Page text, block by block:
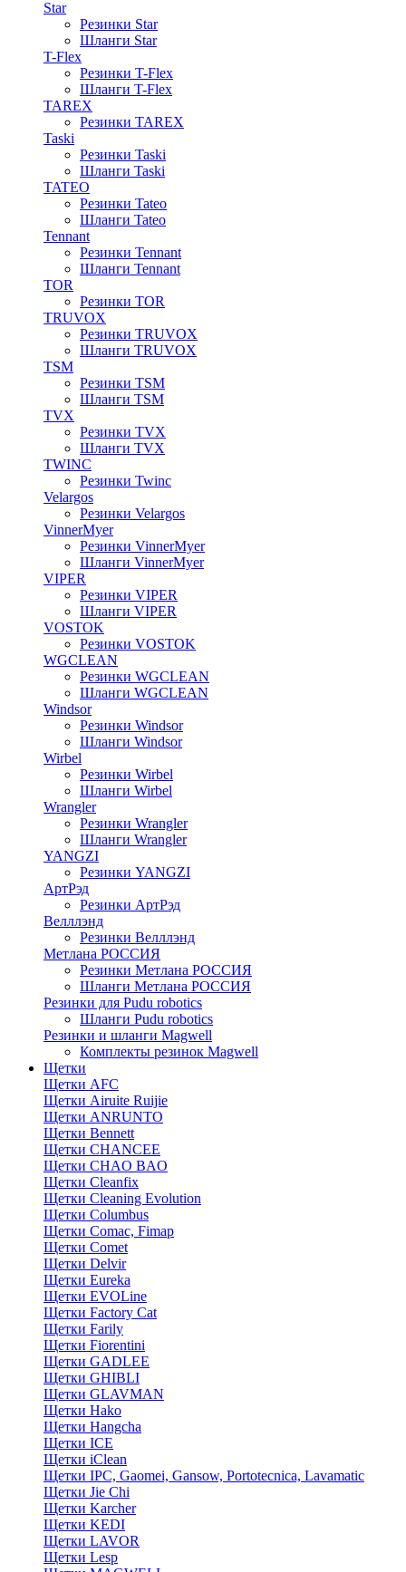
Star
Резинки Star
Шланги Star
T-Flex
Резинки T-Flex
Шланги T-Flex
TAREX
Резинки TAREX
Taski
Резинки Taski
Шланги Taski
TATEO
Резинки Tateo
Шланги Tateo
Tennant
Резинки Tennant
Шланги Tennant
TOR
Резинки TOR
TRUVOX
Резинки TRUVOX
Шланги TRUVOX
TSM
Резинки TSM
Шланги TSM
TVX
Резинки TVX
Шланги TVX
TWINC
Резинки Twinc
Velargos
Резинки Velargos
VinnerMyer
Резинки VinnerMyer
Шланги VinnerMyer
VIPER
Резинки VIPER
Шланги VIPER
VOSTOK
Резинки VOSTOK
WGCLEAN
Резинки WGCLEAN
Шланги WGCLEAN
Windsor
Резинки Windsor
Шланги Windsor
Wirbel
Резинки Wirbel
Шланги Wirbel
Wrangler
Резинки Wrangler
Шланги Wrangler
YANGZI
Резинки YANGZI
АртРэд
Резинки АртРэд
Велллэнд
Резинки Велллэнд
Метлана РОССИЯ
Резинки Метлана РОССИЯ
Шланги Метлана РОССИЯ
Резинки для Pudu robotics
Шланги Pudu robotics
Резинки и шланги Magwell
Комплекты резинок Magwell
Щетки
Щетки AFC
Щетки Airuite Ruijie
Щетки ANRUNTO
Щетки Bennett
Щетки CHANCEE
Щетки CHAO BAO
Щетки Cleanfix
Щетки Cleaning Evolution
Щетки Columbus
Щетки Comac, Fimap
Щетки Comet
Щетки Delvir
Щетки Eureka
Щетки EVOLine
Щетки Factory Cat
Щетки Farily
Щетки Fiorentini
Щетки GADLEE
Щетки GHIBLI
Щетки GLAVMAN
Щетки Hako
Щетки Hangcha
Щетки ICE
Щетки iClean
Щетки IPC, Gaomei, Gansow, Portotecnica, Lavamatic
Щетки Jie Chi
Щетки Karcher
Щетки KEDI
Щетки LAVOR
Щетки Lesp